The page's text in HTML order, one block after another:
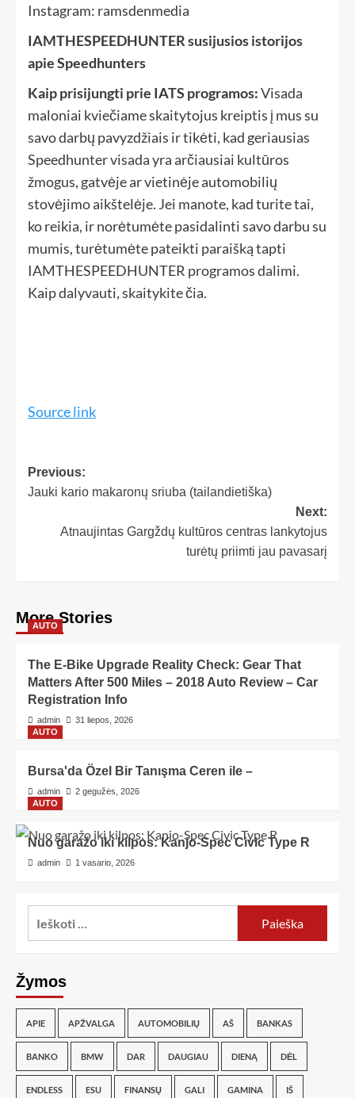
Instagram: ramsdenmedia
IAMTHESPEEDHUNTER susijusios istorijos
apie Speedhunters
Kaip prisijungti prie IATS programos:Visada
maloniai kviečiame skaitytojus kreiptis į mus su
savo darbų pavyzdžiais ir tikėti, kad geriausias
Speedhunter visada yra arčiausiai kultūros
žmogus, gatvėje ar vietinėje automobilių
stovėjimo aikštelėje. Jei manote, kad turite tai,
ko reikia, ir norėtumėte pasidalinti savo darbu su
mumis, turėtumėte pateikti paraišką tapti
IAMTHESPEEDHUNTER programos dalimi.
Kaip dalyvauti, skaitykite čia.
Source link
Previous:
Jauki kario makaronų sriuba (tailandietiška)
Next:
Atnaujintas Gargždų kultūros centras lankytojus
turėtų priimti jau pavasarį
More Stories
AUTO
The E-Bike Upgrade Reality Check: Gear That
Matters After 500 Miles – 2018 Auto Review – Car
Registration Info
admin
31 liepos, 2026
AUTO
Bursa'da Özel Bir Tanışma Ceren ile –
admin
2 gegužės, 2026
AUTO
Nuo garažo iki kilpos: Kanjo-Spec Civic Type R
admin 1 vasario, 2026
Žymos
APIE APŽVALGA AUTOMOBILIŲ AŠ BANKAS
BANKO BMW DAR DAUGIAU DIENĄ DĖL
ENDLESS ESU FINANSŲ GALI GAMINA IŠ